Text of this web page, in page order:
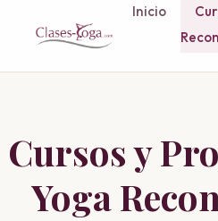
Inicio
Cursos y
Yoga